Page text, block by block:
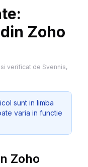
Zoho
verificat de Svennis,
sunt in limba
varia in functie
Zoho